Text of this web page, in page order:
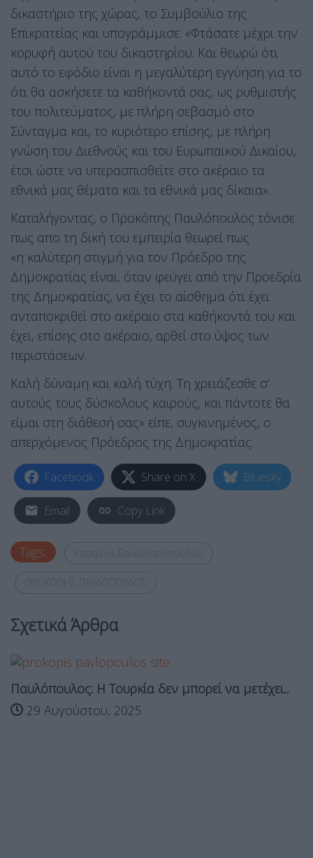
δικαστήριο της χώρας, το Συμβούλιο της
Επικρατείας και υπογράμμισε: «Φτάσατε μέχρι την
κορυφή αυτού του δικαστηρίου. Και θεωρώ ότι
αυτό το εφόδιο είναι η μεγαλύτερη εγγύηση για το
ότι θα ασκήσετε τα καθήκοντά σας, ως ρυθμιστής
του πολιτεύματος, με πλήρη σεβασμό στο
Σύνταγμα και, το κυριότερο επίσης, με πλήρη
γνώση του Διεθνούς και του Ευρωπαϊκού Δικαίου,
έτσι ώστε να υπερασπισθείτε στο ακέραιο τα
εθνικά μας θέματα και τα εθνικά μας δίκαια».
Καταλήγοντας, ο Προκόπης Παυλόπουλος τόνισε
πως απο τη δική του εμπειρία θεωρεί πως
«η καλύτερη στιγμή για τον Πρόεδρο της
Δημοκρατίας είναι, όταν φεύγει από την Προεδρία
της Δημοκρατίας, να έχει το αίσθημα ότι έχει
ανταποκριθεί στο ακέραιο στα καθήκοντά του και
έχει, επίσης στο ακέραιο, αρθεί στο ύψος των
περιστάσεων.
Καλή δύναμη και καλή τύχη. Τη χρειάζεσθε σ’
αυτούς τους δύσκολους καιρούς, και πάντοτε θα
είμαι στη διάθεσή σας» είπε, συγκινημένος, ο
απερχόμενος Πρόεδρος της Δημοκρατίας.
Facebook Share on X Bluesky
Email Copy Link
Tags:
Σχετικά Άρθρα
Παυλόπουλος: Η Τουρκία δεν μπορεί να μετέχει...
29 Αυγούστου, 2025